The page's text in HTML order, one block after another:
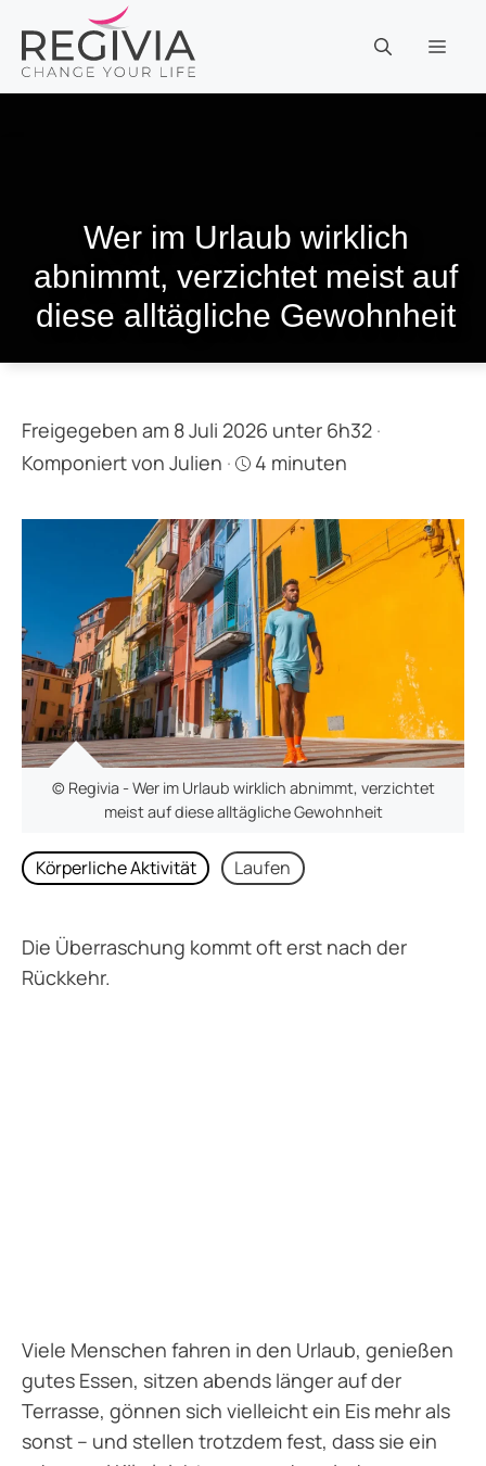
Inhalt
springen
Wer im Urlaub wirklich
abnimmt, verzichtet meist auf
diese alltägliche Gewohnheit
Freigegeben am 8 Juli 2026 unter 6h32 ·
Komponiert von Julien · 4 minuten
© Regivia - Wer im Urlaub wirklich abnimmt, verzichtet
meist auf diese alltägliche Gewohnheit
Körperliche Aktivität Laufen
Die Überraschung kommt oft erst nach der
Rückkehr.
Viele Menschen fahren in den Urlaub, genießen
gutes Essen, sitzen abends länger auf der
Terrasse, gönnen sich vielleicht ein Eis mehr als
sonst – und stellen trotzdem fest, dass sie ein